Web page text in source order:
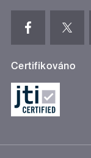
Certifikováno